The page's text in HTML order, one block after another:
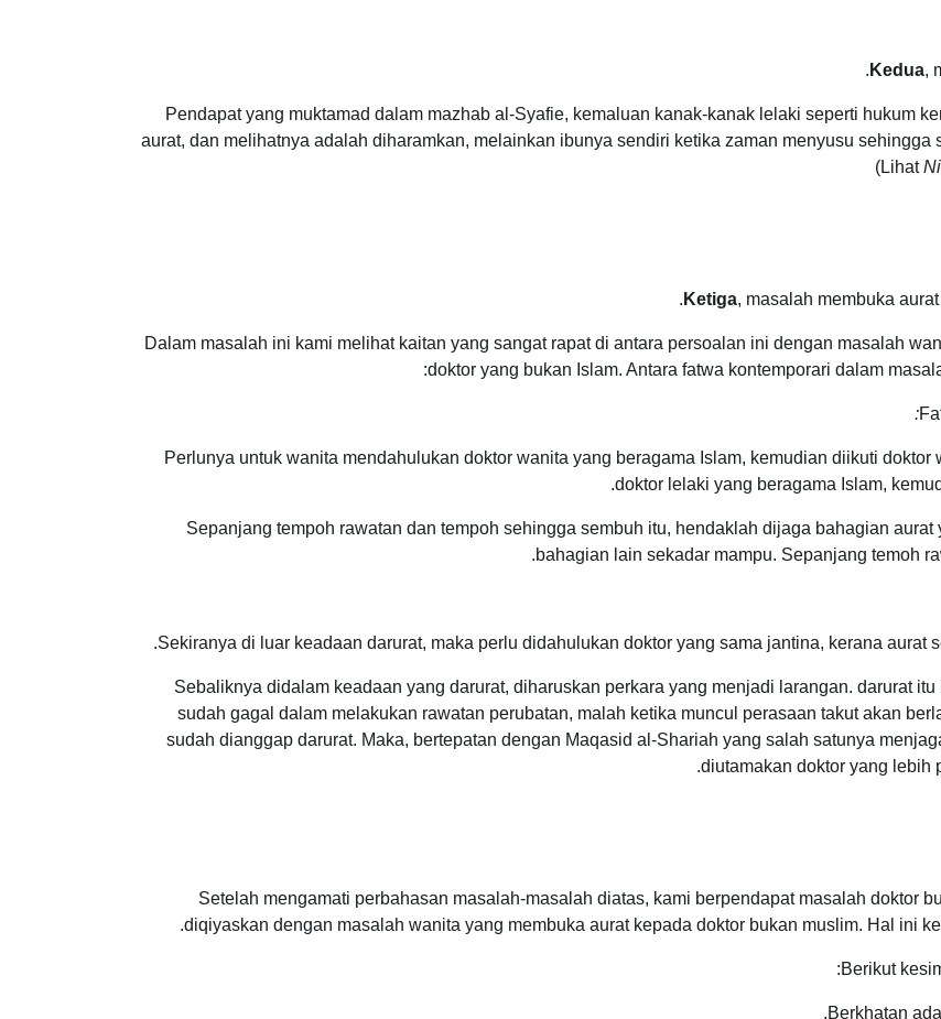
Kedua,
Pendapat yang muktamad dalam mazhab al-Syafie, kemaluan kanak-kanak lelaki seperti hukum
aurat, dan melihatnya adalah diharamkan, melainkan ibunya sendiri ketika zaman menyusu sehingga
(Lihat
Ketiga, masalah membuka
Dalam masalah ini kami melihat kaitan yang sangat rapat di antara persoalan ini dengan masalah
doktor yang bukan Islam. Antara fatwa kontemporari dalam
:
Perlunya untuk wanita mendahulukan doktor wanita yang beragama Islam, kemudian diikuti
doktor lelaki yang beragama Islam,
Sepanjang tempoh rawatan dan tempoh sehingga sembuh itu, hendaklah dijaga bahagian
bahagian lain sekadar mampu. Sepanjang temoh
Sekiranya di luar keadaan darurat, maka perlu didahulukan doktor yang sama jantina, kerana aurat
Sebaliknya didalam keadaan yang darurat, diharuskan perkara yang menjadi larangan. darurat
sudah gagal dalam melakukan rawatan perubatan, malah ketika muncul perasaan takut akan
sudah dianggap darurat. Maka, bertepatan dengan Maqasid al-Shariah yang salah satunya
diutamakan doktor yang lebih
Setelah mengamati perbahasan masalah-masalah diatas, kami berpendapat masalah doktor
diqiyaskan dengan masalah wanita yang membuka aurat kepada doktor bukan muslim. Hal ini
Berikut
Berkhatan